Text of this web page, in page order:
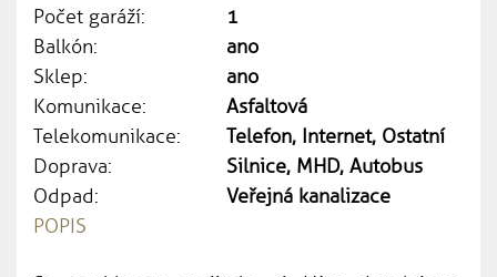
Počet garáží:
1
Balkón:
ano
Sklep:
ano
Komunikace:
Asfaltová
Telekomunikace:
Telefon, Internet, Ostatní
Doprava:
Silnice, MHD, Autobus
Odpad:
Veřejná kanalizace
POPIS